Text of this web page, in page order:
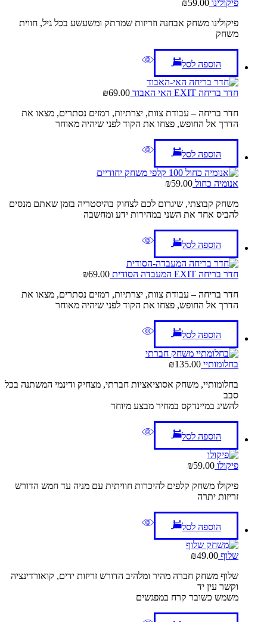
פיקולינו ₪59.00
פיקולינו משחק אבחנה וזריזות שמרתק ומשעשע בכל גיל, חווית
משחק
הוספה לסל
חדר בריחה EXIT האי האבוד ₪69.00
חדר בריחה – עבודת צוות, יצרתיות, רמזים נסתרים, מצאו את
הדרך אל החופש, פצחו את הקוד לפני שיהיה מאוחר
הוספה לסל
אנומיה כחול ₪59.00
משחק קבוצתי, שיגרום לכם לצחוק בהיסטריה בזמן שאתם מנסים
להביס אחד את השני במהירות ידע ומחשבה
הוספה לסל
חדר בריחה EXIT המעבדה הסודית ₪69.00
חדר בריחה – עבודת צוות, יצרתיות, רמזים נסתרים, מצאו את
הדרך אל החופש, פצחו את הקוד לפני שיהיה מאוחר
הוספה לסל
בחלומותיי ₪135.00
בחלומותיי, משחק אסוציאציות​ חברתי, מצחיק ודינמי המשתנה בכל
סבב
להשיג במיינדקס במחיר מבצע מיוחד
הוספה לסל
פיקולו ₪59.00
פיקולו משחק קלפים להיכרות חוויתית עם מניה עד חמש הדורש
זריזות יתרה
הוספה לסל
שלוף ₪49.00
שלוף משחק חברה מהיר ומלהיב הדורש זריזות ידים, קואורדינציה
וקשר עין יד
משמש כשובר קרח במפגשים